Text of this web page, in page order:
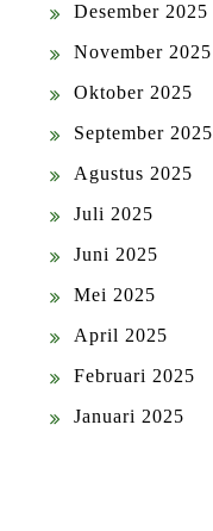
Desember 2025
November 2025
Oktober 2025
September 2025
Agustus 2025
Juli 2025
Juni 2025
Mei 2025
April 2025
Februari 2025
Januari 2025